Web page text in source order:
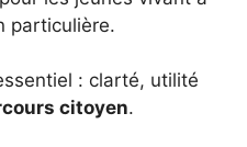
particulière.
: clarté, utilité
citoyen.